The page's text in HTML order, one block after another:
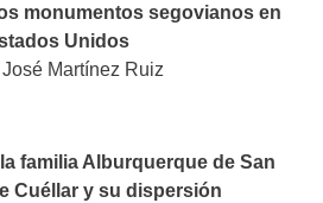
monumentos segovianos en
Unidos
José Martínez Ruiz
familia Alburquerque de San
Cuéllar y su dispersión​